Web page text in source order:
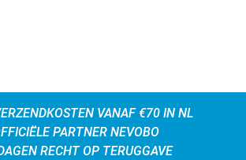
VANAF €70 IN NL
PARTNER NEVOBO
RECHT OP TERUGGAVE